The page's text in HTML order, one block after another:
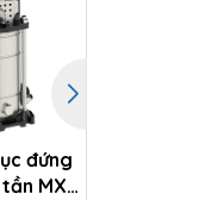
đứng
MXV